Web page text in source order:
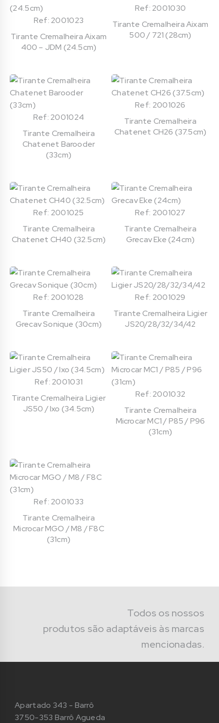
Ref: 2001023
Tirante Cremalheira Aixam
400 – JDM (24.5cm)
Ref: 2001030
Tirante Cremalheira Aixam
500 / 721 (28cm)
Ref: 2001024
Tirante Cremalheira
Chatenet Barooder
(33cm)
Ref: 2001026
Tirante Cremalheira
Chatenet CH26 (37.5cm)
Ref: 2001025
Tirante Cremalheira
Chatenet CH40 (32.5cm)
Ref: 2001027
Tirante Cremalheira
Grecav Eke (24cm)
Ref: 2001028
Tirante Cremalheira
Grecav Sonique (30cm)
Ref: 2001029
Tirante Cremalheira Ligier
JS20/28/32/34/42
Ref: 2001031
Tirante Cremalheira Ligier
JS50 / Ixo (34.5cm)
Ref: 2001032
Tirante Cremalheira
Microcar MC1 / P85 / P96
(31cm)
Ref: 2001033
Tirante Cremalheira
Microcar MGO / M8 / F8C
(31cm)
Todos os nossos
produtos são adaptáveis às marcas
mencionadas.
Apartado 343 - Barrô
3750-353 Barrô Agueda